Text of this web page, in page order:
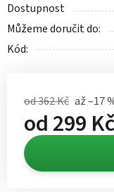
Dostupnost
Můžeme doručit do:
Kód:
od 362 Kč až –17
od299 Kč
Měrná cena: